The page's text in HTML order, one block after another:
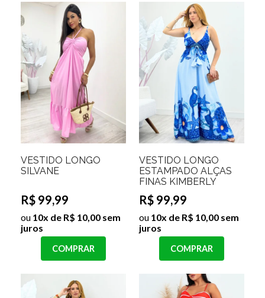
VESTIDO LONGO
SILVANE
R$ 99,99
ou 10x de R$ 10,00 sem
juros
COMPRAR
VESTIDO LONGO
ESTAMPADO ALÇAS
FINAS KIMBERLY
R$ 99,99
ou 10x de R$ 10,00 sem
juros
COMPRAR